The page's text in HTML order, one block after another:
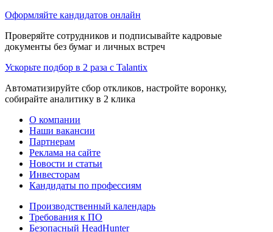
Оформляйте кандидатов онлайн
Проверяйте сотрудников и подписывайте кадровые
документы без бумаг и личных встреч
Ускорьте подбор в 2 раза с Talantix
Автоматизируйте сбор откликов, настройте воронку,
собирайте аналитику в 2 клика
О компании
Наши вакансии
Партнерам
Реклама на сайте
Новости и статьи
Инвесторам
Кандидаты по профессиям
Производственный календарь
Требования к ПО
Безопасный HeadHunter